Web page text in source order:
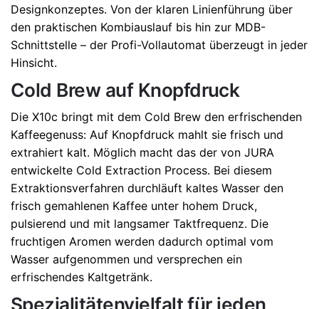
Designkonzeptes. Von der klaren Linienführung über
den praktischen Kombiauslauf bis hin zur MDB-
Schnittstelle – der Profi-Vollautomat überzeugt in jeder
Hinsicht.
Cold Brew auf Knopfdruck
Die X10c bringt mit dem Cold Brew den erfrischenden
Kaffeegenuss: Auf Knopfdruck mahlt sie frisch und
extrahiert kalt. Möglich macht das der von JURA
entwickelte Cold Extraction Process. Bei diesem
Extraktionsverfahren durchläuft kaltes Wasser den
frisch gemahlenen Kaffee unter hohem Druck,
pulsierend und mit langsamer Taktfrequenz. Die
fruchtigen Aromen werden dadurch optimal vom
Wasser aufgenommen und versprechen ein
erfrischendes Kaltgetränk.